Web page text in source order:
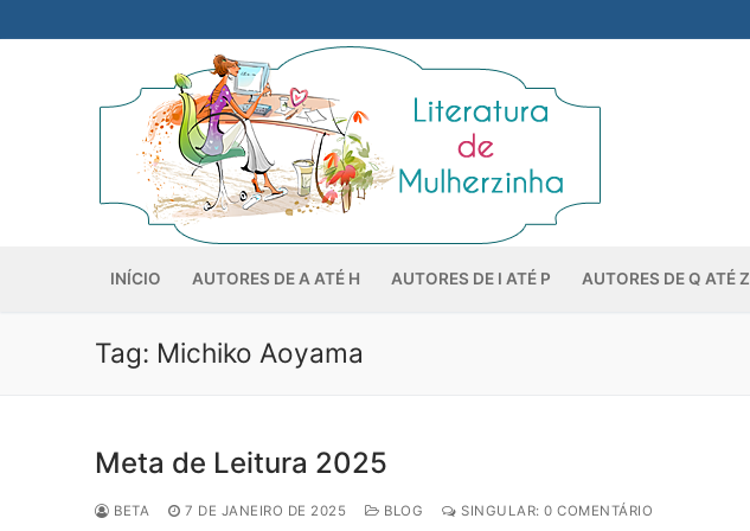
para
INÍCIO AUTORES DE A ATÉ H AUTORES DE I ATÉ P AUTORES DE Q ATÉ Z
Tag: Michiko Aoyama
Meta de Leitura 2025
BETA 7 DE JANEIRO DE 2025 BLOG SINGULAR: 0 COMENTÁRIO